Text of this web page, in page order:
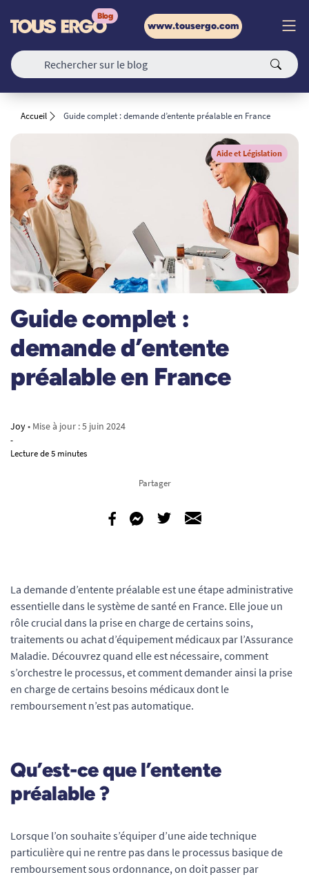
www.tousergo.com
Accueil Guide complet : demande d’entente préalable en France
Guide complet :
demande d’entente
préalable en France
Joy• Mise à jour :5 juin 2024
-
Lecture de 5 minutes
Partager
Aide et Législation
La demande d’entente préalable est une étape administrative
essentielle dans le système de santé en France. Elle joue un
rôle crucial dans la prise en charge de certains soins,
traitements ou achat d’équipement médicaux par l’Assurance
Maladie. Découvrez quand elle est nécessaire, comment
s’orchestre le processus, et comment demander ainsi la prise
en charge de certains besoins médicaux dont le
remboursement n’est pas automatique.
Qu’est-ce que l’entente
préalable ?
Lorsque l’on souhaite s’équiper d’une aide technique
particulière qui ne rentre pas dans le processus basique de
remboursement sous ordonnance, on doit passer par